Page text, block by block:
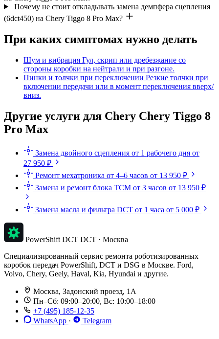
Почему не стоит откладывать замена демпфера сцепления
(6dct450) на Chery Tiggo 8 Pro Max?
При каких симптомах нужно делать
Шум и вибрация Гул, скрип или дребезжание со
стороны коробки на нейтрали и при разгоне.
Пинки и толчки при переключении Резкие толчки при
включении передачи или в момент переключения вверх/
вниз.
Другие услуги для Chery Chery Tiggo 8
Pro Max
Замена двойного сцепления от 1 рабочего дня от
27 950 ₽
Ремонт мехатроника от 4–6 часов от 13 950 ₽
Замена и ремонт блока TCM от 3 часов от 13 950 ₽
Замена масла и фильтра DCT от 1 часа от 5 000 ₽
PowerShift DCT DCT · Москва
Специализированный сервис ремонта роботизированных
коробок передач PowerShift, DCT и DSG в Москве. Ford,
Volvo, Chery, Geely, Haval, Kia, Hyundai и другие.
Москва, Задонский проезд, 1А
Пн–Сб: 09:00–20:00, Вс: 10:00–18:00
+7 (495) 185-12-35
WhatsApp ·
Telegram